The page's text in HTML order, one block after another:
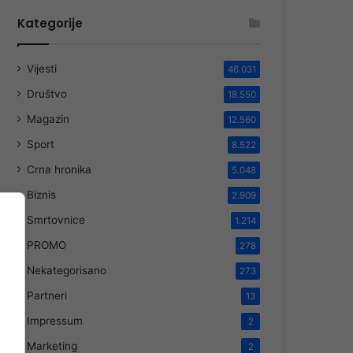
Kategorije
Vijesti 46.031
Društvo 18.550
Magazin 12.560
Sport 8.522
Crna hronika 5.048
Biznis 2.909
Smrtovnice 1.214
PROMO 278
Nekategorisano 273
Partneri 13
Impressum 2
Marketing 2